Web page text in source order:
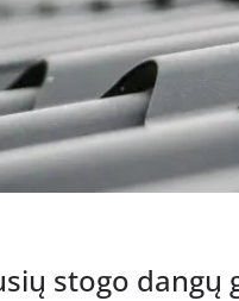
stogo dangų